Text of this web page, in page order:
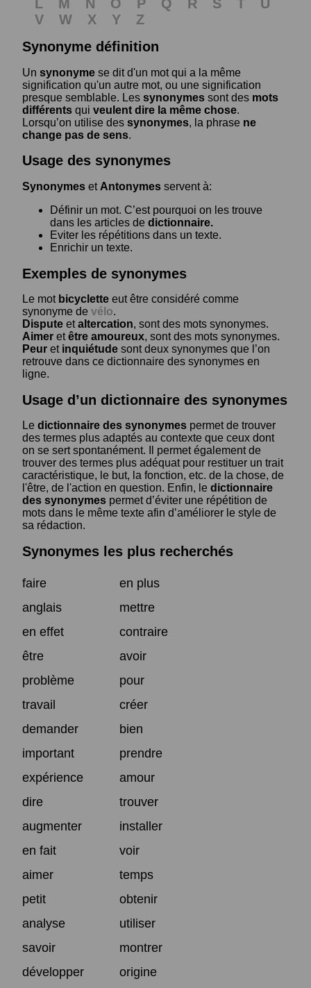
L M N O P Q R S
U
V
W X Y
Z
Synonyme définition
Un synonyme se dit d'un mot qui a la même
signification qu'un autre mot, ou une signification
presque semblable. Les synonymes sont des mots
différents qui veulent dire la même chose.
Lorsqu’on utilise des synonymes, la phrase ne
change pas de sens.
Usage des synonymes
Synonymes et Antonymes servent à:
Définir un mot. C’est pourquoi on les trouve
dans les articles de dictionnaire.
Eviter les répétitions dans un texte.
Enrichir un texte.
Exemples de synonymes
Le mot bicyclette eut être considéré comme
synonyme de vélo.
Dispute etaltercation, sont des mots synonymes.
Aimer etêtre amoureux, sont des mots synonymes.
Peur et inquiétude sont deux synonymes que l’on
retrouve dans ce dictionnaire des synonymes en
ligne.
Usage d’un dictionnaire des synonymes
Le dictionnaire des synonymes permet de trouver
des termes plus adaptés au contexte que ceux dont
on se sert spontanément. Il permet également de
trouver des termes plus adéquat pour restituer un trait
caractéristique, le but, la fonction, etc. de la chose, de
l'être, de l'action en question. Enfin, le dictionnaire
des synonymes permet d’éviter une répétition de
mots dans le même texte afin d’améliorer le style de
sa rédaction.
Synonymes les plus recherchés
faire
en plus
anglais
mettre
en effet
contraire
être
avoir
problème
pour
travail
créer
demander
bien
important
prendre
expérience
amour
dire
trouver
augmenter
installer
en fait
voir
aimer
temps
petit
obtenir
analyse
utiliser
savoir
montrer
développer
origine